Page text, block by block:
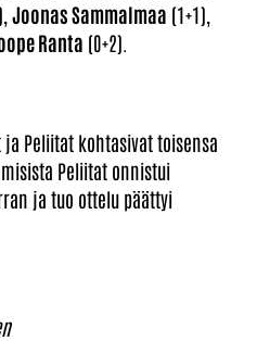
Joonas Sammalmaa (1+1),
Ranta (0+2).
ja Peliitat kohtasivat toisensa
Peliitat onnistui
ja tuo ottelu päättyi